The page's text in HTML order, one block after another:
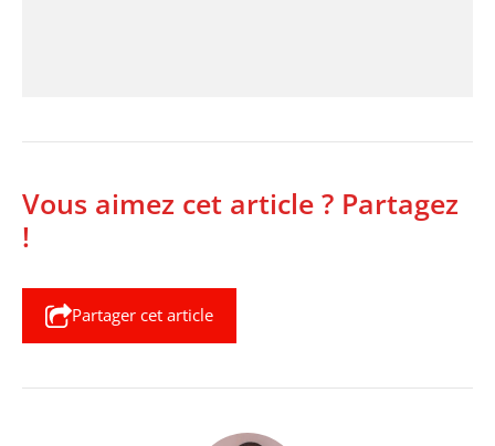
Vous aimez cet article ? Partagez
!
Partager cet article